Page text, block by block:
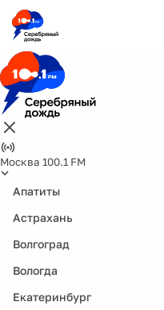
Москва 100.1 FM
Апатиты
Астрахань
Волгоград
Вологда
Екатеринбург